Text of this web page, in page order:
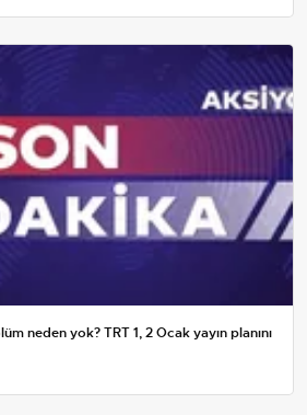
neden yok? TRT 1, 2 Ocak yayın planını